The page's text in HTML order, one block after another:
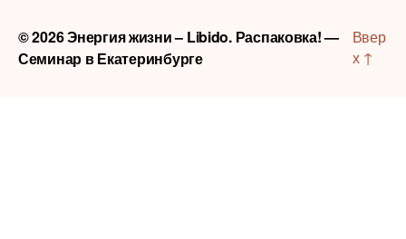
© 2026Энергия жизни – Libido. Распаковка! —
Семинар в Екатеринбурге
Ввер
х ↑